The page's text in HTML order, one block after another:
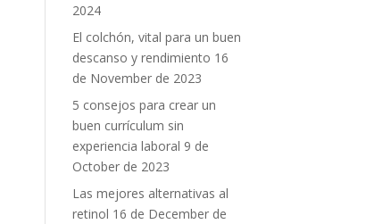
2024
El colchón, vital para un buen
descanso y rendimiento 16
de November de 2023
5 consejos para crear un
buen currículum sin
experiencia laboral 9 de
October de 2023
Las mejores alternativas al
retinol 16 de December de